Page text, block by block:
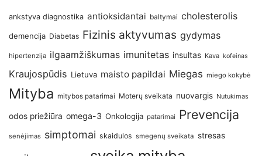
ankstyva diagnostika antioksidantai baltymai cholesterolis
demencija Diabetas Fizinis aktyvumas gydymas
hipertenzija ilgaamžiškumas imunitetas insultas Kava kofeinas
Kraujospūdis Lietuva maisto papildai Miegas miego kokybė
Mityba mitybos patarimai Moterų sveikata nuovargis Nutukimas
odos priežiūra omega-3 Onkologija patarimai Prevencija
senėjimas simptomai skaidulos smegenų sveikata stresas